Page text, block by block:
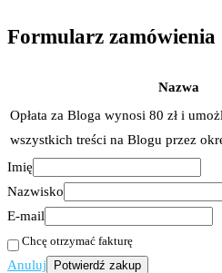
Formularz zamówienia
Nazwa
Opłata za Bloga wynosi 80 zł i
wszystkich treści na Blogu przez
Imię
Nazwisko
E-mail
Chcę otrzymać fakturę
Anuluj Potwierdź zakup